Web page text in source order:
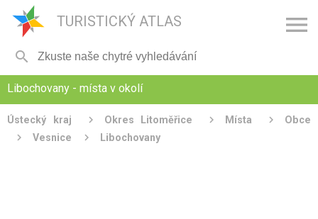
TURISTICKÝ ATLAS 

Libochovany - místa v okolí
Ústecký kraj Okres Litoměřice Místa
Obce
Vesnice
Libochovany